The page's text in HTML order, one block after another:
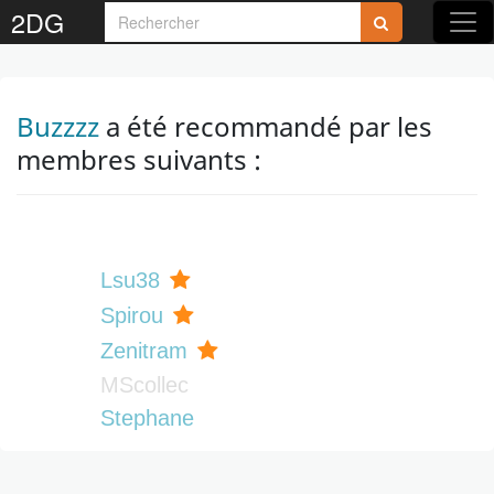
2DG
Buzzzz a été recommandé par les
membres suivants :
Lsu38
Spirou
Zenitram
MScollec
Stephane